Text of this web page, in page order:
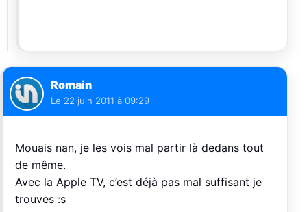
Romain
Le 22 juin 2011 à 09:29
Mouais nan, je les vois mal partir là dedans tout
de même.
Avec la Apple TV, c’est déjà pas mal suffisant je
trouves :s